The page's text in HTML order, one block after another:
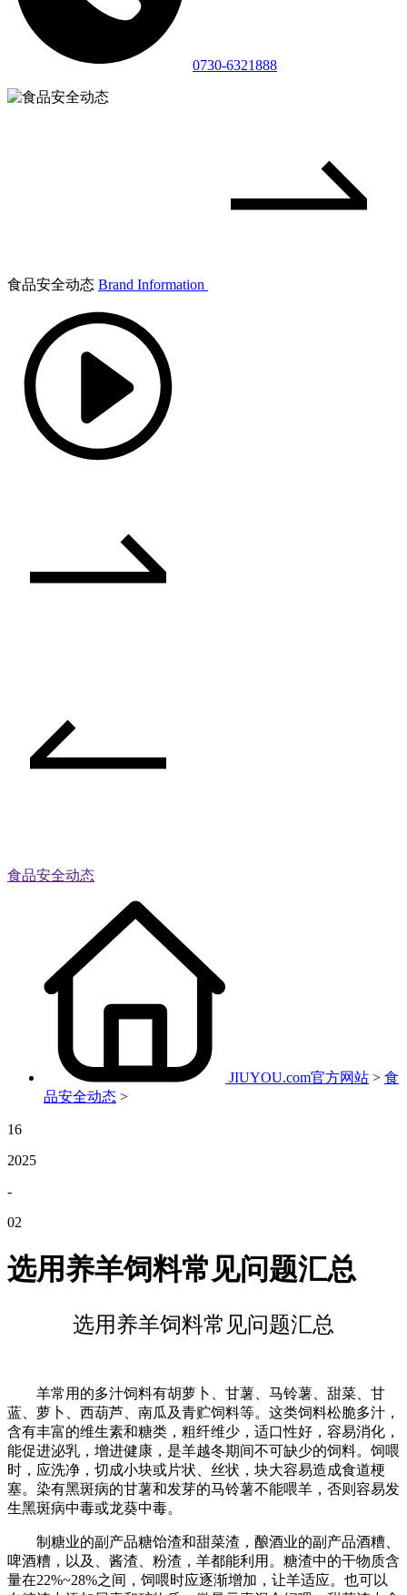
0730-6321888
食品安全动态 Brand Information
食品安全动态
JIUYOU.com官方网站 > 食
品安全动态 >
16
2025
-
02
选用养羊饲料常见问题汇总
选用养羊饲料常见问题汇总
羊常用的多汁饲料有胡萝卜、甘薯、马铃薯、甜菜、甘
蓝、萝卜、西葫芦、南瓜及青贮饲料等。这类饲料松脆多汁，
含有丰富的维生素和糖类，粗纤维少，适口性好，容易消化，
能促进泌乳，增进健康，是羊越冬期间不可缺少的饲料。饲喂
时，应洗净，切成小块或片状、丝状，块大容易造成食道梗
塞。染有黑斑病的甘薯和发芽的马铃薯不能喂羊，否则容易发
生黑斑病中毒或龙葵中毒。
制糖业的副产品糖饴渣和甜菜渣，酿酒业的副产品酒糟、
啤酒糟，以及、酱渣、粉渣，羊都能利用。糖渣中的干物质含
量在22%~28%之间，饲喂时应逐渐增加，让羊适应。也可以